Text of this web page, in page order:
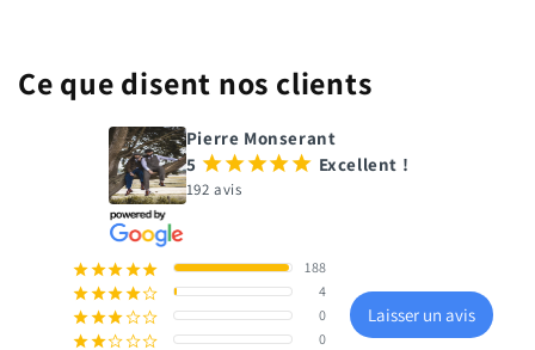
Ce que disent nos clients
Pierre Monserant
5 ¡¡¡¡¡ Excellent !
192 avis
¡¡¡¡¡ 188
¡¡¡¡¢ 4
¡¡¡¢¢ 0
¡¡¢¢¢ 0
Laisser un avis